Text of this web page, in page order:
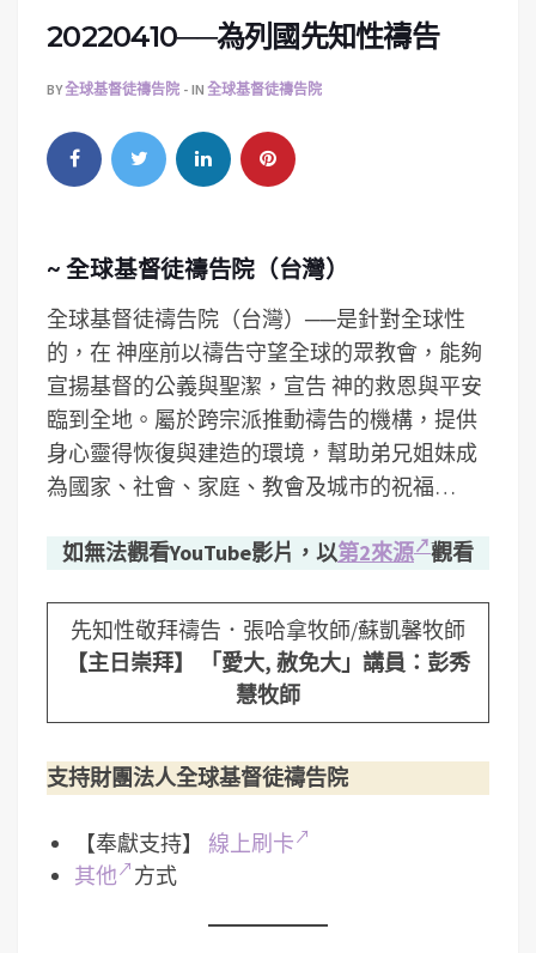
20220410──為列國先知性禱告
BY全球基督徒禱告院 IN 全球基督徒禱告院
~ 全球基督徒禱告院（台灣）
全球基督徒禱告院（台灣）──是針對全球性
的，在 神座前以禱告守望全球的眾教會，能夠
宣揚基督的公義與聖潔，宣告 神的救恩與平安
臨到全地。屬於跨宗派推動禱告的機構，提供
身心靈得恢復與建造的環境，­幫助弟兄姐妹成
為國家、社會、家庭、教會及城市的祝福…
如無法觀看YouTube影片，以第2來源 觀看
先知性敬拜禱告．張哈拿牧師/蘇凱馨牧師
【主日崇拜】 「愛大, 赦免大」講員：彭秀
慧牧師
支持財團法人全球基督徒禱告院
【奉獻支持】 線上刷卡
其他
方式